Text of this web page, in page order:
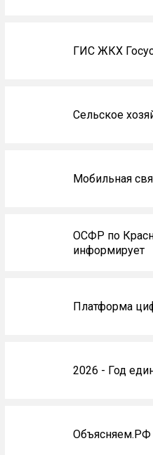
ГИС ЖКХ
Сельское
Мобильная
ОСФР по
информирует
Платформа
2026 - Год
Объясняем.РФ